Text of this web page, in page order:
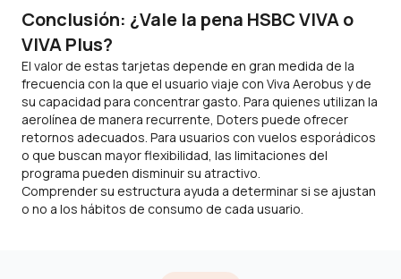
Conclusión: ¿Vale la pena HSBC VIVA o
VIVA Plus?
El valor de estas tarjetas depende en gran medida de la
frecuencia con la que el usuario viaje con Viva Aerobus y de
su capacidad para concentrar gasto. Para quienes utilizan la
aerolínea de manera recurrente, Doters puede ofrecer
retornos adecuados. Para usuarios con vuelos esporádicos
o que buscan mayor flexibilidad, las limitaciones del
programa pueden disminuir su atractivo.
Comprender su estructura ayuda a determinar si se ajustan
o no a los hábitos de consumo de cada usuario.